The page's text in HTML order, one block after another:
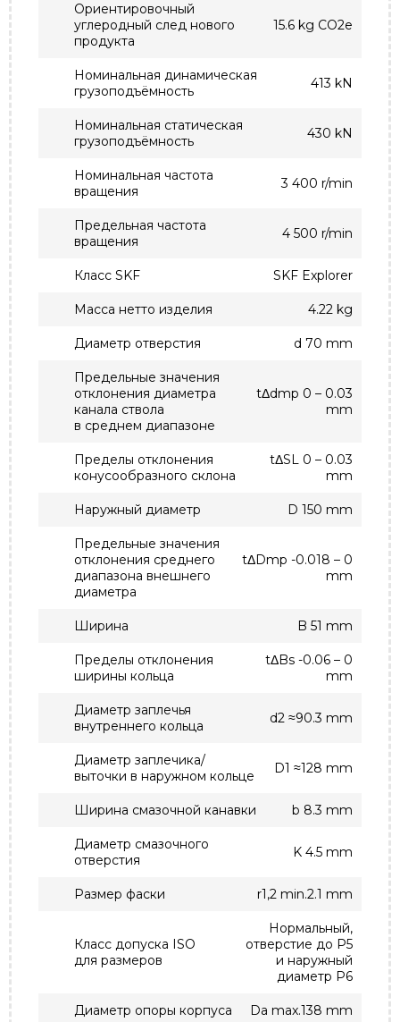
Ориентировочный
углеродный след нового
продукта
15.6 kg CO2e
Номинальная динамическая
грузоподъёмность
413 kN
Номинальная статическая
грузоподъёмность
430 kN
Номинальная частота
вращения
3 400 r/min
Предельная частота
вращения
4 500 r/min
Класс SKF SKF Explorer
Масса нетто изделия 4.22 kg
Диаметр отверстия d 70 mm
Предельные значения
отклонения диаметра
канала ствола
в среднем диапазоне
tΔdmp 0 – 0.03
mm
Пределы отклонения
конусообразного склона
tΔSL 0 – 0.03
mm
Наружный диаметр D 150 mm
Предельные значения
отклонения среднего
диапазона внешнего
диаметра
tΔDmp -0.018 – 0
mm
Ширина B 51 mm
Пределы отклонения
ширины кольца
tΔBs -0.06 – 0
mm
Диаметр заплечья
внутреннего кольца
d2 ≈90.3 mm
Диаметр заплечика/
выточки в наружном кольце
D1 ≈128 mm
Ширина смазочной канавки b 8.3 mm
Диаметр смазочного
отверстия
K 4.5 mm
Размер фаски r1,2 min.2.1 mm
Класс допуска ISO
для размеров
Нормальный,
отверстие до P5
и наружный
диаметр P6
Диаметр опоры корпуса Da max.138 mm